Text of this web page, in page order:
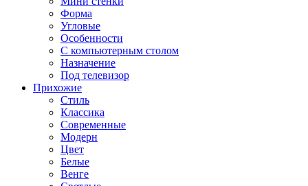
Форма
Угловые
Особенности
С компьютерным столом
Назначение
Под телевизор
Прихожие
Стиль
Классика
Современные
Модерн
Цвет
Белые
Венге